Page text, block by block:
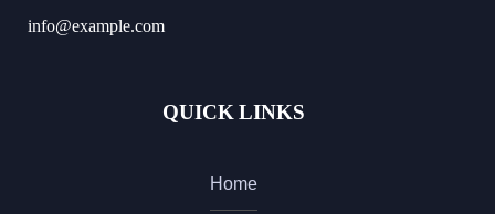
info@example.com
QUICK LINKS
Home